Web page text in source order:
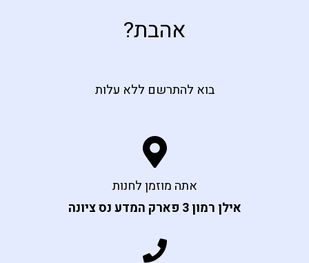
אהבת?
בוא להתרשם ללא עלות
אתה מוזמן לחנות
אילן רמון 3 פארק המדע נס ציונה